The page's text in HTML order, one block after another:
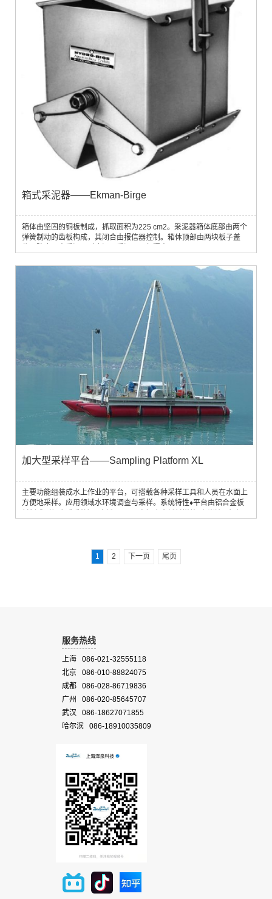
箱式采泥器——Ekman-Birge
箱体由坚固的铜板制成，抓取面积为225 cm2。采泥器箱体底部由两个
弹簧制动的齿板构成，其闭合由报信器控制。箱体顶部由两块板子盖
加大型采样平台——Sampling Platform XL
主要功能组装成水上作业的平台，可搭载各种采样工具和人员在水面上
方便地采样。应用领域水环境调查与采样。系统特性♦平台由铝合金板
1
2 下一页 尾页
服务热线
上海 086-021-32555118
北京 086-010-88824075
成都 086-028-86719836
广州 086-020-85645707
武汉 086-18627071855
哈尔滨 086-18910035809